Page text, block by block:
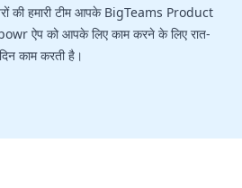
की हमारी टीम आपके BigTeams Product
ऐप को आपके लिए काम करने के लिए रात-
दिन काम करती है।